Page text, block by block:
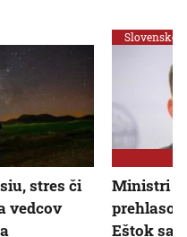
stres či
vedcov
Slovensko
Ministri
Eštok sa